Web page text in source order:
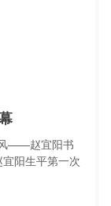
——赵宜阳书
阳生平第一次